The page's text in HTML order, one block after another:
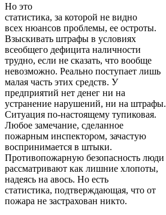
Но это
статистика, за которой не видно
всех нюансов проблемы, ее остроты.
Взыскивать штрафы в условиях
всеобщего дефицита наличности
трудно, если не сказать, что вообще
невозможно. Реально поступает лишь
малая часть этих средств. У
предприятий нет денег ни на
устранение нарушений, ни на штрафы.
Ситуация по-настоящему тупиковая.
Любое замечание, сделанное
пожарным инспектором, зачастую
воспринимается в штыки.
Противопожарную безопасность люди
рассматривают как лишние хлопоты,
надеясь на авось. Но есть
статистика, подтверждающая, что от
пожара не застрахован никто.